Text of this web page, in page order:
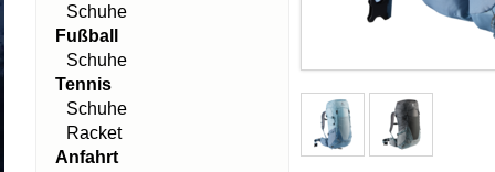
Schuhe
Fußball
Schuhe
Tennis
Schuhe
Racket
Anfahrt